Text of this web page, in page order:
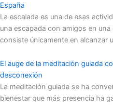
España
La escalada es una de esas
una escapada con amigos en
consiste únicamente en alcanzar
El auge de la meditación guiada
desconexión
La meditación guiada se ha
bienestar que más presencia ha